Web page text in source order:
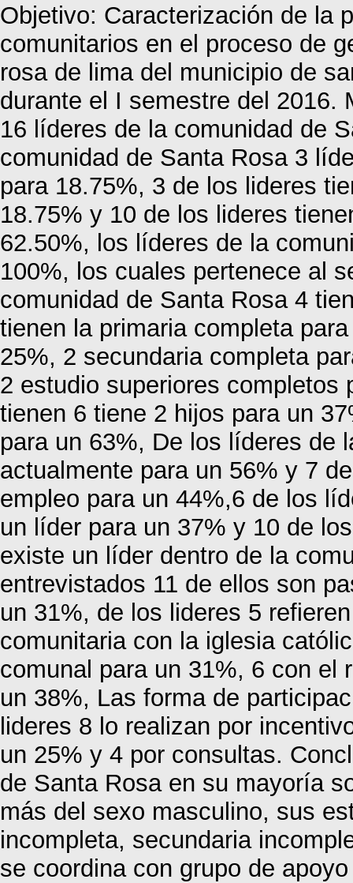
Objetivo: Caracterización de la
comunitarios en el proceso de
rosa de lima del municipio de
durante el I semestre del 2016.
16 líderes de la comunidad de
comunidad de Santa Rosa 3
para 18.75%, 3 de los lideres
18.75% y 10 de los lideres
62.50%, los líderes de la
100%, los cuales pertenece al
comunidad de Santa Rosa 4
tienen la primaria completa
25%, 2 secundaria completa
2 estudio superiores
tienen 6 tiene 2 hijos para un
para un 63%, De los líderes de
actualmente para un 56% y 7
empleo para un 44%,6 de los
un líder para un 37% y 10 de
existe un líder dentro de la
entrevistados 11 de ellos son
un 31%, de los lideres 5
comunitaria con la iglesia
comunal para un 31%, 6 con el
un 38%, Las forma de
lideres 8 lo realizan por
un 25% y 4 por consultas.
de Santa Rosa en su mayoría
más del sexo masculino, sus
incompleta, secundaria
se coordina con grupo de